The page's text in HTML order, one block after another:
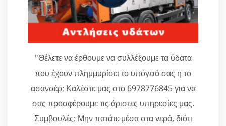
"Θέλετε να έρθουμε να συλλέξουμε τα ύδατα
που έχουν πλημμυρίσει το υπόγειό σας η το
ασανσέρ; Καλέστε μας στο 6978776845 για να
σας προσφέρουμε τις άριστες υπηρεσίες μας.
Συμβουλές: Μην πατάτε μέσα στα νερά, διότι